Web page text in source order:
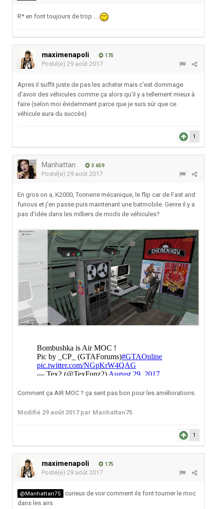
R* en font toujours de trop ....
maximenapoli 175
Posté(e) 29 août 2017
Apres il suffit juste de pas les acheter mais c'est dommage
d'avoir des véhicules comme ça alors qu'il y a tellement mieux à
faire (selon moi évidemment parce que je suis sûr que ce
véhicule aura du succès)
1
Manhattan 3 659
Posté(e) 29 août 2017
En gros on a, K2000, Tonnerre mécanique, le flip car de Fast and
furious et j'en passe puis maintenant une batmobile. Genre il y a
pas d'idée dans les milliers de mods de véhicules?
Comment ça AIR MOC ? ça sent pas bon pour les améliorations.
Modifié 29 août 2017par Manhattan75
1
maximenapoli 175
Posté(e) 29 août 2017
@Manhattan75
curieux de voir comment ils font tourner le moc
dans les airs